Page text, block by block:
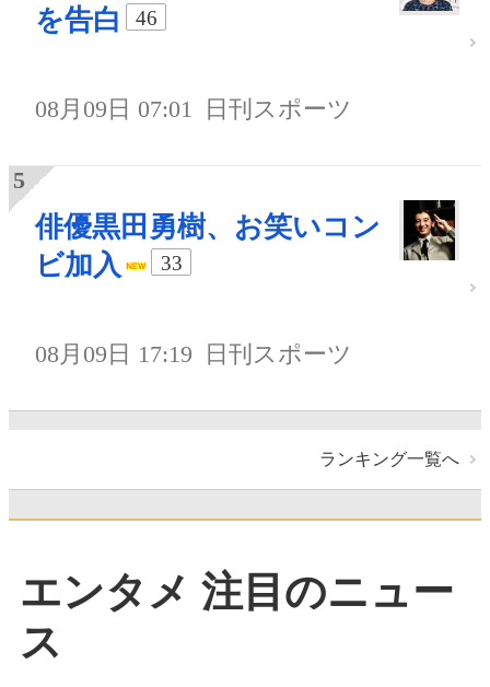
を告白
46
08月09日 07:01 日刊スポーツ
俳優黒田勇樹、お笑いコン
ビ加入
33
08月09日 17:19 日刊スポーツ
ランキング一覧へ
エンタメ 注目のニュー
ス